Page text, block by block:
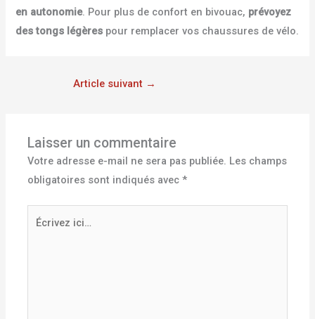
en autonomie. Pour plus de confort en bivouac, prévoyez
des tongs légères pour remplacer vos chaussures de vélo.
Article suivant →
Laisser un commentaire
Votre adresse e-mail ne sera pas publiée. Les champs
obligatoires sont indiqués avec*
Écrivez